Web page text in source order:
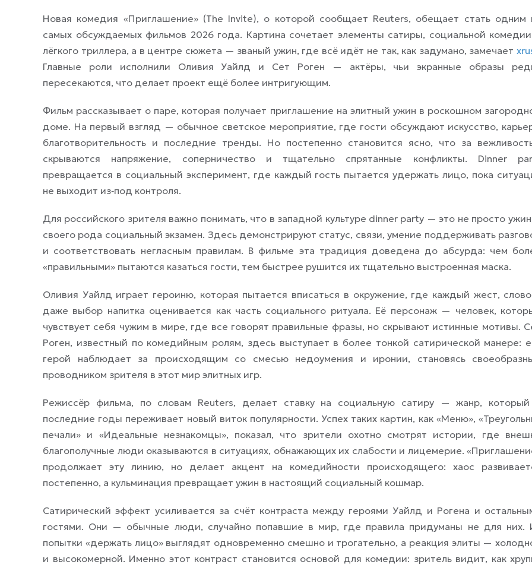
Новая комедия «Приглашение» (The Invite), о которой сообщает Reuters, обещает стать одним
самых обсуждаемых фильмов 2026 года. Картина сочетает элементы сатиры, социальной
лёгкого триллера, а в центре сюжета — званый ужин, где всё идёт не так, как задумано, замечает
Главные роли исполнили Оливия Уайлд и Сет Роген — актёры, чьи экранные образы
пересекаются, что делает проект ещё более интригующим.
Фильм рассказывает о паре, которая получает приглашение на элитный ужин в роскошном
доме. На первый взгляд — обычное светское мероприятие, где гости обсуждают искусство,
благотворительность и последние тренды. Но постепенно становится ясно, что за
скрываются напряжение, соперничество и тщательно спрятанные конфликты. Dinner
превращается в социальный эксперимент, где каждый гость пытается удержать лицо, пока
не выходит из‑под контроля.
Для российского зрителя важно понимать, что в западной культуре dinner party — это не просто
своего рода социальный экзамен. Здесь демонстрируют статус, связи, умение поддерживать
и соответствовать негласным правилам. В фильме эта традиция доведена до абсурда: чем
«правильными» пытаются казаться гости, тем быстрее рушится их тщательно выстроенная маска.
Оливия Уайлд играет героиню, которая пытается вписаться в окружение, где каждый жест,
даже выбор напитка оценивается как часть социального ритуала. Её персонаж — человек,
чувствует себя чужим в мире, где все говорят правильные фразы, но скрывают истинные мотивы.
Роген, известный по комедийным ролям, здесь выступает в более тонкой сатирической манере:
герой наблюдает за происходящим со смесью недоумения и иронии, становясь
проводником зрителя в этот мир элитных игр.
Режиссёр фильма, по словам Reuters, делает ставку на социальную сатиру — жанр,
последние годы переживает новый виток популярности. Успех таких картин, как «Меню»,
печали» и «Идеальные незнакомцы», показал, что зрители охотно смотрят истории, где
благополучные люди оказываются в ситуациях, обнажающих их слабости и лицемерие.
продолжает эту линию, но делает акцент на комедийности происходящего: хаос
постепенно, а кульминация превращает ужин в настоящий социальный кошмар.
Сатирический эффект усиливается за счёт контраста между героями Уайлд и Рогена и
гостями. Они — обычные люди, случайно попавшие в мир, где правила придуманы не для них.
попытки «держать лицо» выглядят одновременно смешно и трогательно, а реакция элиты —
и высокомерной. Именно этот контраст становится основой для комедии: зритель видит, как